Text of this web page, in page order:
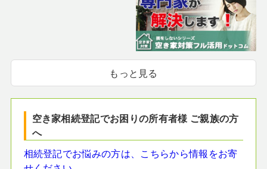
もっと見る
空き家相続登記でお困りの所有者様 ご親族の方
へ
相続登記でお悩みの方は、こちらから情報をお寄